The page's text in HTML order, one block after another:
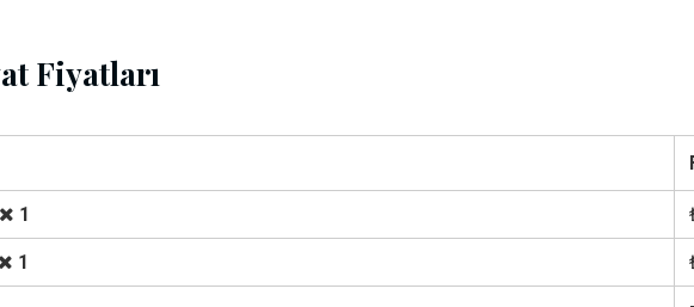
Fiyatları
1
1